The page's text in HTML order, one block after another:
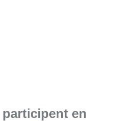
participent en